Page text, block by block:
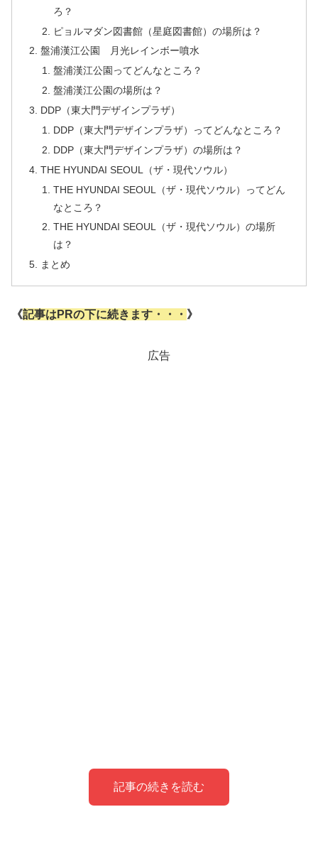
ろ？
ピョルマダン図書館（星庭図書館）の場所は？
盤浦漢江公園 月光レインボー噴水
盤浦漢江公園ってどんなところ？
盤浦漢江公園の場所は？
DDP（東大門デザインプラザ）
DDP（東大門デザインプラザ）ってどんなところ？
DDP（東大門デザインプラザ）の場所は？
THE HYUNDAI SEOUL（ザ・現代ソウル）
THE HYUNDAI SEOUL（ザ・現代ソウル）ってどん
なところ？
THE HYUNDAI SEOUL（ザ・現代ソウル）の場所
は？
まとめ
《記事はPRの下に続きます・・・ 》
広告
記事の続きを読む